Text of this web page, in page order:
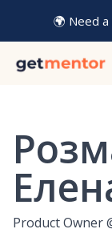
🌍 Need
Product Owner